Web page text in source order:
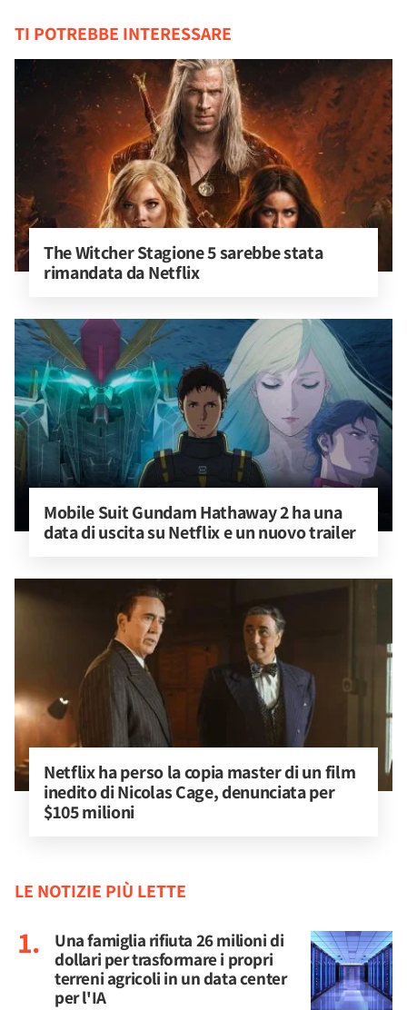
TI POTREBBE INTERESSARE
The Witcher Stagione 5 sarebbe stata
rimandata da Netflix
Mobile Suit Gundam Hathaway 2 ha una
data di uscita su Netflix e un nuovo trailer
Netflix ha perso la copia master di un film
inedito di Nicolas Cage, denunciata per
$105 milioni
LE NOTIZIE PIÙ LETTE
Una famiglia rifiuta 26 milioni di
dollari per trasformare i propri
terreni agricoli in un data center
per l'IA